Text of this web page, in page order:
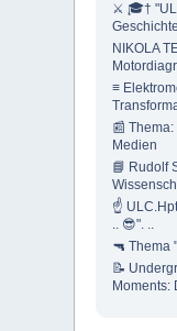
⚔ 🎓†
NIKOLA
≡
📰
Medien
📘 Rudolf
☝
.. 😎". ..
🔫 Thema
📝
Moments: